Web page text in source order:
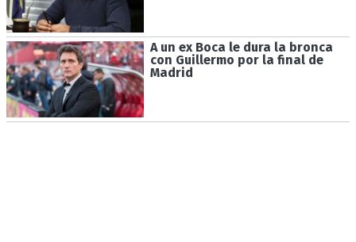
A un ex Boca le dura la bronca
con Guillermo por la final de
Madrid